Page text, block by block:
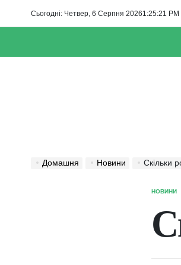
Сьогодні: Четвер, 6 Серпня 20261 :25:22 PM
Домашня Новини Скільки
НОВИНИ